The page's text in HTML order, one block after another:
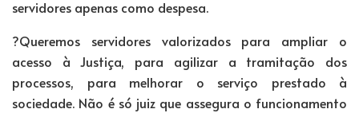
servidores apenas como despesa.
?Queremos servidores valorizados para ampliar o
acesso à Justiça, para agilizar a tramitação dos
processos, para melhorar o serviço prestado à
sociedade. Não é só juiz que assegura o funcionamento